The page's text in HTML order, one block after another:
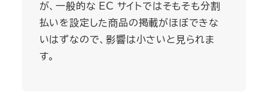
が、一般的な EC サイトではそもそも分割
払いを設定した商品の掲載がほぼできな
いはずなので、影響は小さいと見られま
す。